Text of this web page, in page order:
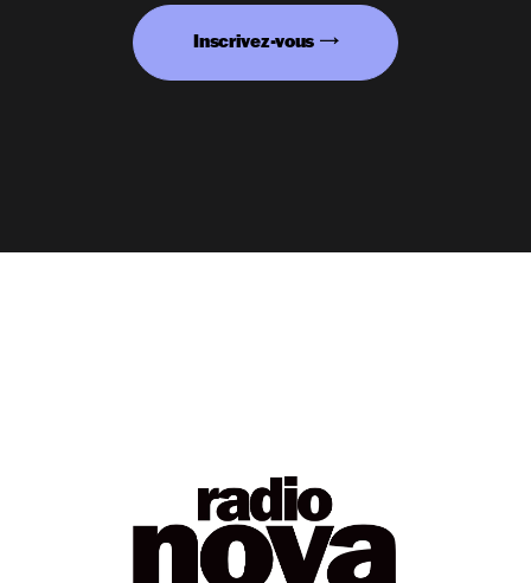
Inscrivez-vous